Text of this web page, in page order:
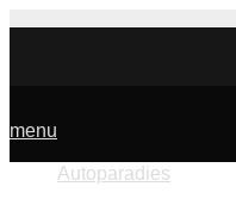
menu
Autoparadies